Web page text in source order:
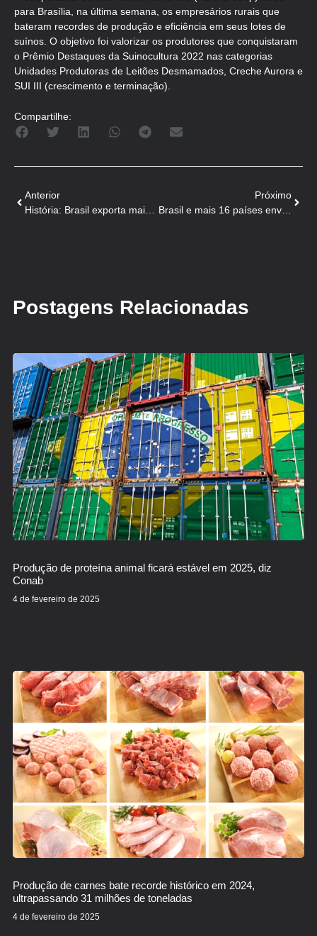
para Brasília, na última semana, os empresários rurais que
bateram recordes de produção e eficiência em seus lotes de
suínos. O objetivo foi valorizar os produtores que conquistaram
o Prêmio Destaques da Suinocultura 2022 nas categorias
Unidades Produtoras de Leitões Desmamados, Creche Aurora e
SUI III (crescimento e terminação).
Compartilhe:
Anterior
Próximo
Brasil e mais 16 países enviam carta contra lei europeia de desmatamento
Postagens Relacionadas
Produção de proteína animal ficará estável em 2025, diz
Conab
4 de fevereiro de 2025
Produção de carnes bate recorde histórico em 2024,
ultrapassando 31 milhões de toneladas
4 de fevereiro de 2025